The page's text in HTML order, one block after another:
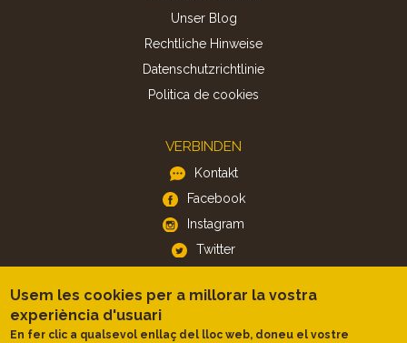
Unser Blog
Rechtliche Hinweise
Datenschutzrichtlinie
Politica de cookies
VERBINDEN
Kontakt
Facebook
Instagram
Twitter
APP
iOS
Usem les cookies per a millorar la vostra
experiència d'usuari
En fer clic a qualsevol enllaç del lloc web, doneu el vostre